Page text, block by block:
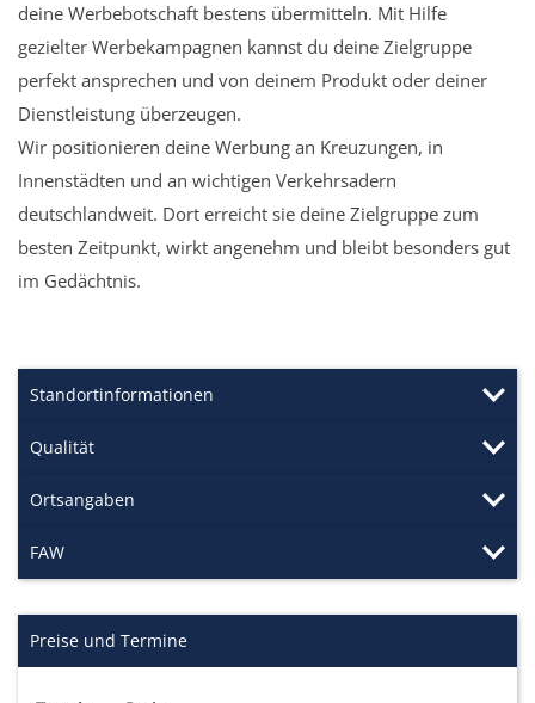
deine Werbebotschaft bestens übermitteln. Mit Hilfe
gezielter Werbekampagnen kannst du deine Zielgruppe
perfekt ansprechen und von deinem Produkt oder deiner
Dienstleistung überzeugen.
Wir positionieren deine Werbung an Kreuzungen, in
Innenstädten und an wichtigen Verkehrsadern
deutschlandweit. Dort erreicht sie deine Zielgruppe zum
besten Zeitpunkt, wirkt angenehm und bleibt besonders gut
im Gedächtnis.
Standortinformationen
Qualität
Ortsangaben
FAW
Preise und Termine